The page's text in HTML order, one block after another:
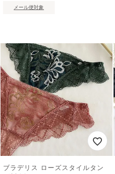
メール便対象
ブラデリス ローズスタイルタン